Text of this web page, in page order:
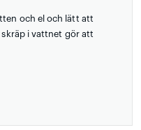
och el och lätt att
i vattnet gör att